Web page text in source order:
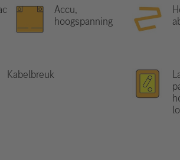
Accu,
hoogspanning
Kabelbreuk